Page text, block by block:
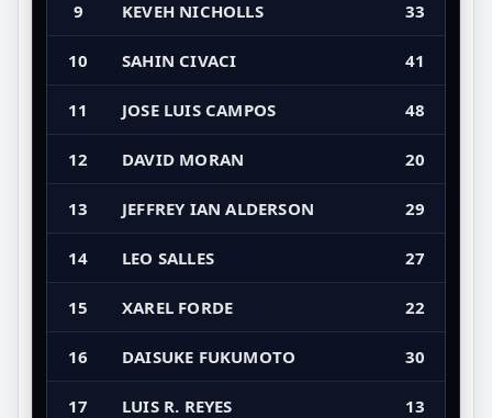
9 KEVEH NICHOLLS 33
10 SAHIN CIVACI 41
11 JOSE LUIS CAMPOS 48
12 DAVID MORAN 20
13 JEFFREY IAN ALDERSON 29
14 LEO SALLES 27
15 XAREL FORDE 22
16 DAISUKE FUKUMOTO 30
17 LUIS R. REYES 13